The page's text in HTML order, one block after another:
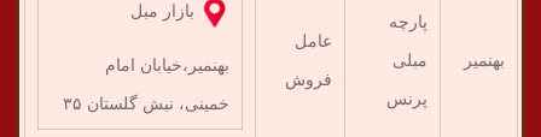
بهنمیر
پارچه
مبلی
پرنس
عامل
فروش
بازار مبل
بهنمیر،خیابان امام
خمینی، نبش گلستان ۳۵